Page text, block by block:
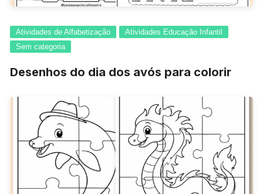
Atividades de Alfabetização
Atividades Educação Infantil
Sem categoria
Desenhos do dia dos avós para colorir